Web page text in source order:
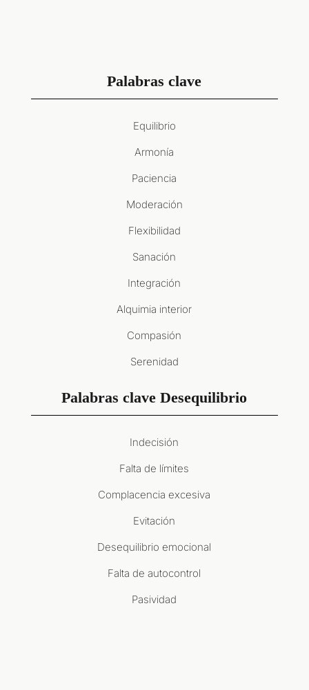
Palabras clave
Equilibrio
Armonía
Paciencia
Moderación
Flexibilidad
Sanación
Integración
Alquimia interior
Compasión
Serenidad
Palabras clave Desequilibrio
Indecisión
Falta de límites
Complacencia excesiva
Evitación
Desequilibrio emocional
Falta de autocontrol
Pasividad